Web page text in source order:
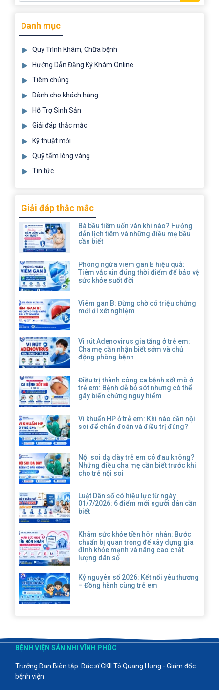
Danh mục
Quy Trình Khám, Chữa bệnh
Hướng Dẫn Đăng Ký Khám Online
Tiêm chủng
Dành cho khách hàng
Hỗ Trợ Sinh Sản
Giải đáp thắc mắc
Kỹ thuật mới
Quỹ tấm lòng vàng
Tin tức
Giải đáp thắc mắc
Bà bầu tiêm uốn ván khi nào? Hướng
dẫn lịch tiêm và những điều mẹ bầu
cần biết
Phòng ngừa viêm gan B hiệu quả:
Tiêm vắc xin đúng thời điểm để bảo vệ
sức khỏe suốt đời
Viêm gan B: Đừng chờ có triệu chứng
mới đi xét nghiệm
Vi rút Adenovirus gia tăng ở trẻ em:
Cha mẹ cần nhận biết sớm và chủ
động phòng bệnh
Điều trị thành công ca bệnh sốt mò ở
trẻ em: Bệnh dễ bỏ sót nhưng có thể
gây biến chứng nguy hiểm
Vi khuẩn HP ở trẻ em: Khi nào cần nội
soi để chẩn đoán và điều trị đúng?
Nội soi dạ dày trẻ em có đau không?
Những điều cha mẹ cần biết trước khi
cho trẻ nội soi
Luật Dân số có hiệu lực từ ngày
01/7/2026: 6 điểm mới người dân cần
biết
Khám sức khỏe tiền hôn nhân: Bước
chuẩn bị quan trọng để xây dựng gia
đình khỏe mạnh và nâng cao chất
lượng dân số
Kỷ nguyên số 2026: Kết nối yêu thương
– Đồng hành cùng trẻ em
BỆNH VIỆN SẢN NHI VĨNH PHÚC
Trưởng Ban Biên tập: Bác sĩ CKII Tô Quang Hưng - Giám đốc
bệnh viện